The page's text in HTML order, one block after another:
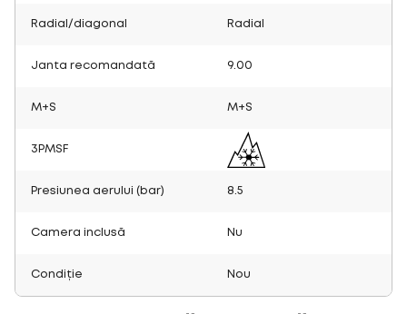
Radial/diagonal Radial
Janta recomandată 9.00
M+S M+S
3PMSF
Presiunea aerului (bar) 8.5
Camera inclusă Nu
Condiție Nou